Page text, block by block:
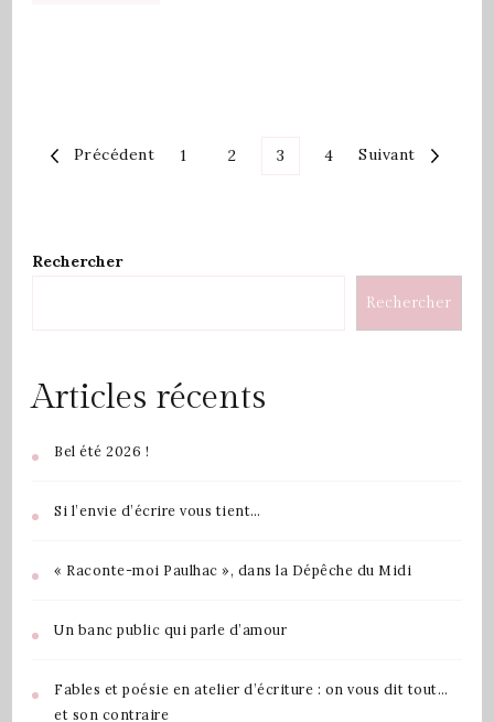
Précédent 1 2 3 4 Suivant
Rechercher
Rechercher
Articles récents
Bel été 2026 !
Si l’envie d’écrire vous tient…
« Raconte-moi Paulhac », dans la Dépêche du Midi
Un banc public qui parle d’amour
Fables et poésie en atelier d’écriture : on vous dit tout…
et son contraire